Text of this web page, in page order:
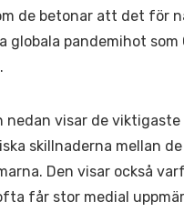
de betonar att det för
globala pandemihot som
nedan visar de viktigaste
skillnaderna mellan
Den visar också
får stor medial